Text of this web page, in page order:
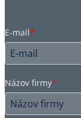
E-mail*
Názov firmy*